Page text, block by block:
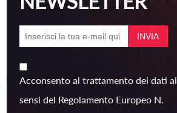
Acconsento al trattamento dei dati ai
sensi del Regolamento Europeo N.